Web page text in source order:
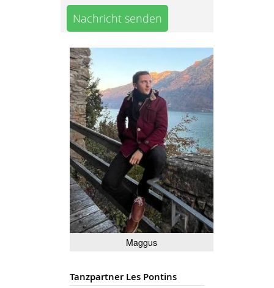
Nachricht senden
Maggus
Tanzpartner Les Pontins